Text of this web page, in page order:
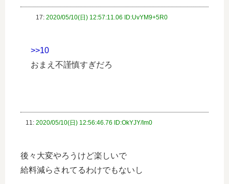
17: 2020/05/10(日) 12:57:11.06 ID:UvYM9+5R0
>>10
おまえ不謹慎すぎだろ
11: 2020/05/10(日) 12:56:46.76 ID:OkYJY/Im0
後々大変やろうけど楽しいで
給料減らされてるわけでもないし